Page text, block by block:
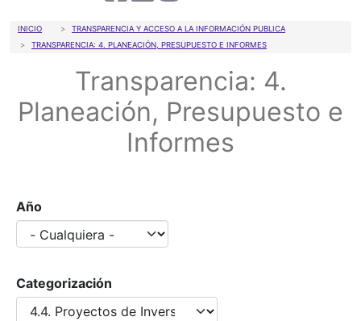
Sobrescribir enlaces de ayuda a la
INICIO
TRANSPARENCIA Y ACCESO A LA INFORMACIÓN PUBLICA
TRANSPARENCIA: 4. PLANEACIÓN, PRESUPUESTO E INFORMES
Transparencia: 4.
Planeación, Presupuesto e
Informes
Año
Categorización